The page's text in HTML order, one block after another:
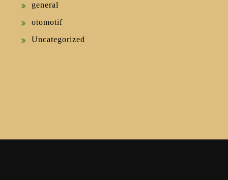
general
otomotif
Uncategorized